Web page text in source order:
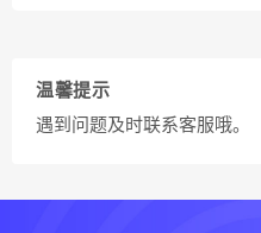
温馨提示
遇到问题及时联系客服哦。